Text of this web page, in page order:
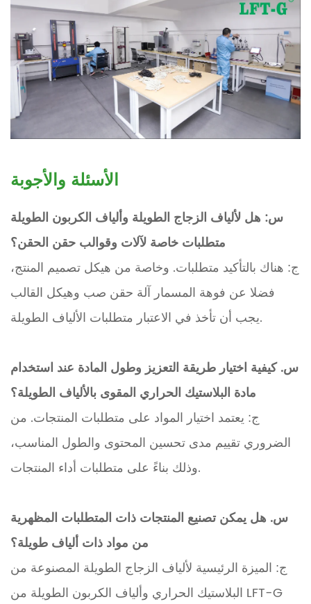
الأسئلة والأجوبة
س: هل لألياف الزجاج الطويلة وألياف الكربون الطويلة
متطلبات خاصة لآلات وقوالب حقن الحقن؟
ج: هناك بالتأكيد متطلبات. وخاصة من هيكل تصميم المنتج،
فضلا عن فوهة المسمار آلة حقن صب وهيكل القالب
يجب أن تأخذ في الاعتبار متطلبات الألياف الطويلة.
س. كيفية اختيار طريقة التعزيز وطول المادة عند استخدام
مادة البلاستيك الحراري المقوى بالألياف الطويلة؟
ج: يعتمد اختيار المواد على متطلبات المنتجات. من
الضروري تقييم مدى تحسين المحتوى والطول المناسب،
وذلك بناءً على متطلبات أداء المنتجات.
س. هل يمكن تصنيع المنتجات ذات المتطلبات المظهرية
من مواد ذات ألياف طويلة؟
ج: الميزة الرئيسية لألياف الزجاج الطويلة المصنوعة من
البلاستيك الحراري وألياف الكربون الطويلة من LFT-G